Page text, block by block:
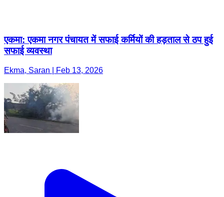
एकमा: एकमा नगर पंचायत में सफाई कर्मियों की हड़ताल से ठप हुई
सफाई व्यवस्था
Ekma, Saran | Feb 13, 2026